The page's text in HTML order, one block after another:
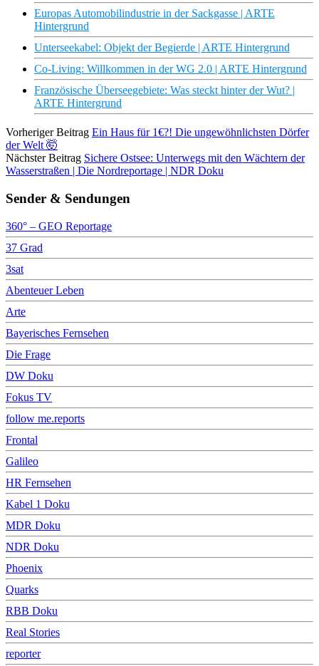
Europas Automobilindustrie in der Sackgasse | ARTE
Hintergrund
Unterseekabel: Objekt der Begierde | ARTE Hintergrund
Co-Living: Willkommen in der WG 2.0 | ARTE Hintergrund
Französische Überseegebiete: Was steckt hinter der Wut? |
ARTE Hintergrund
Vorheriger Beitrag Ein Haus für 1€?! Die ungewöhnlichsten Dörfer
der Welt 🤯
Nächster Beitrag Sichere Ostsee: Unterwegs mit den Wächtern der
Wasserstraßen | Die Nordreportage | NDR Doku
Sender & Sendungen
360° – GEO Reportage
37 Grad
3sat
Abenteuer Leben
Arte
Bayerisches Fernsehen
Die Frage
DW Doku
Fokus TV
follow me.reports
Frontal
Galileo
HR Fernsehen
Kabel 1 Doku
MDR Doku
NDR Doku
Phoenix
Quarks
RBB Doku
Real Stories
reporter